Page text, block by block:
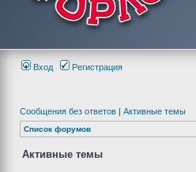
Вход Регистрация
Сообщения без ответов | Активные темы
Список форумов
Активные темы